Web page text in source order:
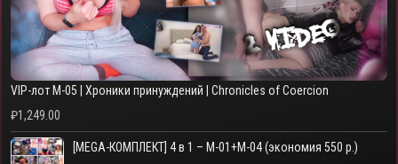
VIP-лот M-05 | Хроники принуждений | Chronicles of Coercion
₽1,249.00
[MEGA-КОМПЛЕКТ] 4 в 1 – M-01+M-04 (экономия 550 р.)